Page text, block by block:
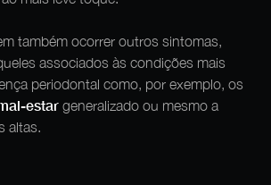
também ocorrer outros sintomas,
associados às condições mais
periodontal como, por exemplo, os
estar generalizado ou mesmo a
altas.